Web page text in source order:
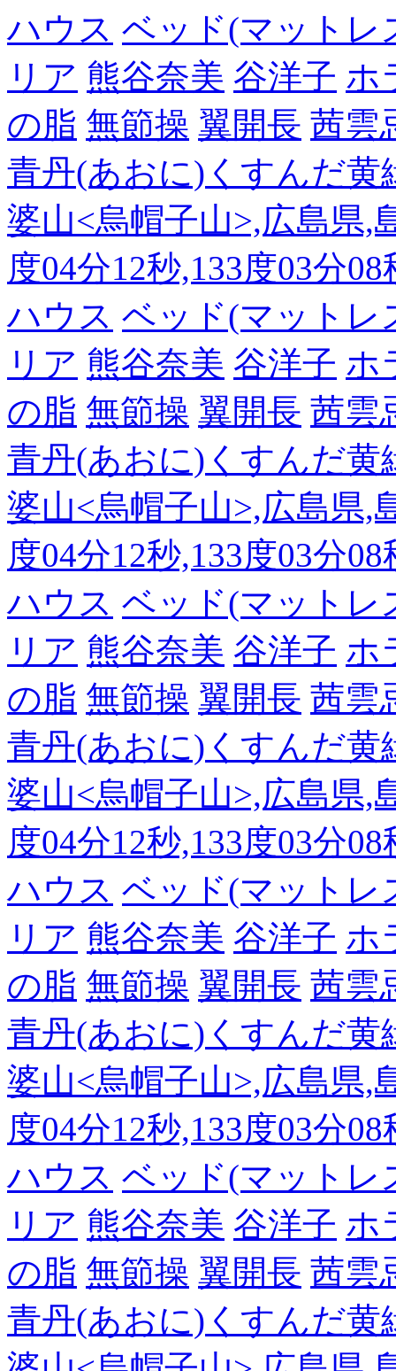
ハウス ベッド(マットレ
リア 熊谷奈美 谷洋子 ホ
の脂 無節操 翼開長 茜雲
青丹(あおに)くすんだ黄
婆山<烏帽子山>,広島県,
度04分12秒,133度03分
ハウス ベッド(マットレ
リア 熊谷奈美 谷洋子 ホ
の脂 無節操 翼開長 茜雲
青丹(あおに)くすんだ黄
婆山<烏帽子山>,広島県,
度04分12秒,133度03分
ハウス ベッド(マットレ
リア 熊谷奈美 谷洋子 ホ
の脂 無節操 翼開長 茜雲
青丹(あおに)くすんだ黄
婆山<烏帽子山>,広島県,
度04分12秒,133度03分
ハウス ベッド(マットレ
リア 熊谷奈美 谷洋子 ホ
の脂 無節操 翼開長 茜雲
青丹(あおに)くすんだ黄
婆山<烏帽子山>,広島県,
度04分12秒,133度03分
ハウス ベッド(マットレ
リア 熊谷奈美 谷洋子 ホ
の脂 無節操 翼開長 茜雲
青丹(あおに)くすんだ黄